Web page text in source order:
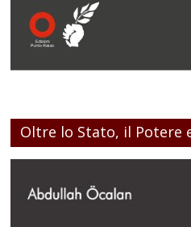
Oltre lo Stato, il Potere